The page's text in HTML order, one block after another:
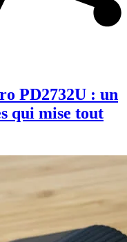
PD2732U : un
qui mise tout